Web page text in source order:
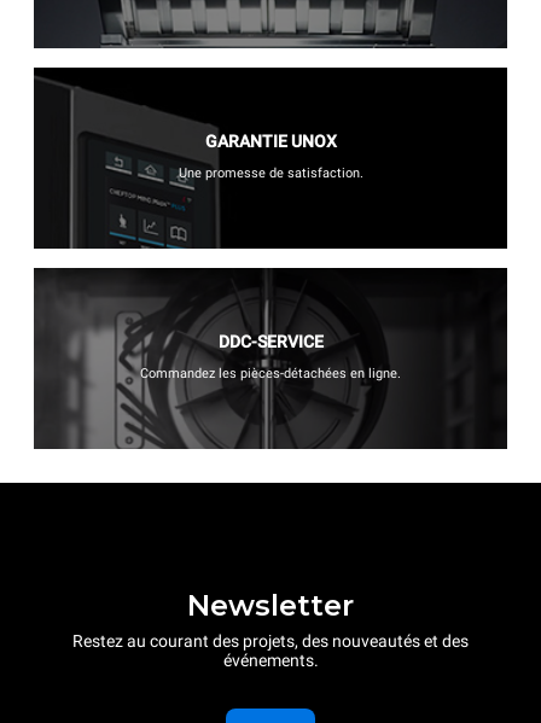
GARANTIE UNOX
Une promesse de satisfaction.
DDC-SERVICE
Commandez les pièces-détachées en ligne.
Newsletter
Restez au courant des projets, des nouveautés et des
événements.